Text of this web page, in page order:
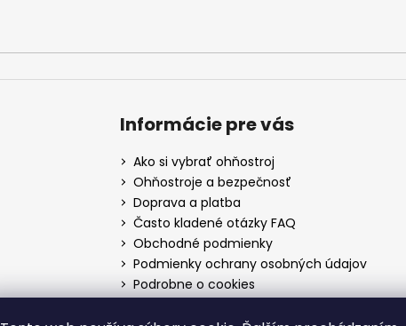
Informácie pre vás
Ako si vybrať ohňostroj
Ohňostroje a bezpečnosť
Doprava a platba
Často kladené otázky FAQ
Obchodné podmienky
Podmienky ochrany osobných údajov
Podrobne o cookies